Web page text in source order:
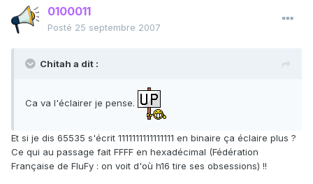
0100011
Posté 25 septembre 2007
Chitah a dit :
Ca va l'éclairer je pense.
Et si je dis 65535 s'écrit 1111111111111111 en binaire ça éclaire plus ?
Ce qui au passage fait FFFF en hexadécimal (Fédération
Française de FluFy : on voit d'où h16 tire ses obsessions) !!